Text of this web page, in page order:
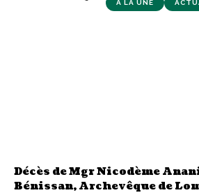
A LA UNE
Décès de Mgr Nicodème
Bénissan, Archevêque de